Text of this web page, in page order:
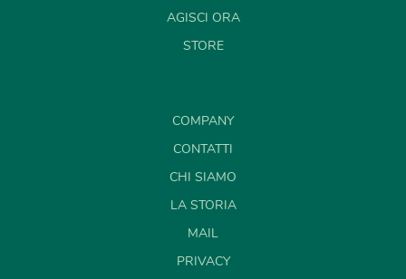
AGISCI ORA
STORE
COMPANY
CONTATTI
CHI SIAMO
LA STORIA
MAIL
PRIVACY